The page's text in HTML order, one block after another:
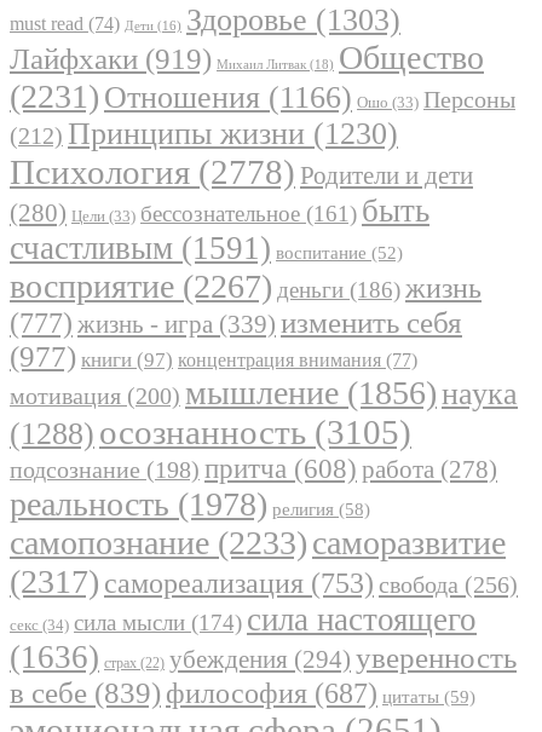
must read (74) Дети (16) Здоровье (1303)
Лайфхаки (919) Михаил Литвак (18) Общество
(2231) Отношения (1166) Ошо (33) Персоны
(212) Принципы жизни (1230)
Психология (2778) Родители и дети
(280) Цели (33) бессознательное (161) быть
счастливым (1591) воспитание (52)
восприятие (2267) деньги (186)жизнь
(777) жизнь - игра (339) изменить себя
(977) книги (97) концентрация внимания (77)
мотивация (200) мышление (1856)наука
(1288) осознанность (3105)
подсознание (198) притча (608) работа (278)
реальность (1978) религия (58)
самопознание (2233)саморазвитие
(2317) самореализация (753) свобода (256)
секс (34) сила мысли (174) сила настоящего
(1636) страх (22) убеждения (294) уверенность
в себе (839) философия (687) цитаты (59)